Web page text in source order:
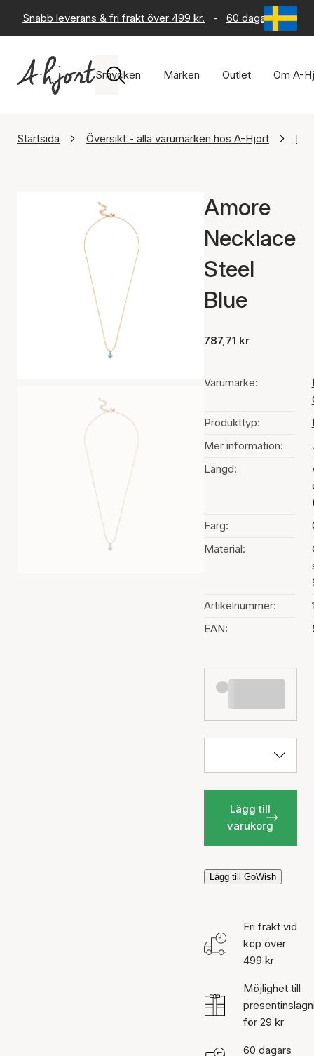
Snabb leverans & fri frakt över 499 kr. - 60 dagars
Smycken Märken Outlet Om A-
Startsida Översikt - alla varumärken hos A-Hjort
Amore
Necklace
Steel
Blue
787,71 kr
Varumärke:
Produkttyp:
Mer information:
Längd:
Färg:
Material:
Artikelnummer:
EAN:
Lägg till
varukorg
Lägg till GoWish
Fri frakt vid
köp över
499 kr
Möjlighet till
för 29 kr
60 dagars